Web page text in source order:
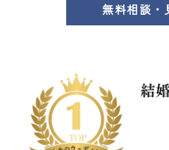
無料相談・